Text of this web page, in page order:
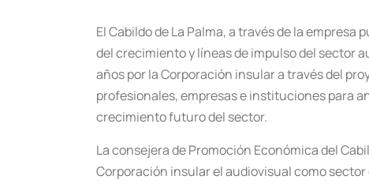
El Cabildo de La Palma, a través de la
del crecimiento y líneas de impulso del sector
años por la Corporación insular a través del
profesionales, empresas e instituciones para
crecimiento futuro del sector.
La consejera de Promoción Económica del
Corporación insular el audiovisual como